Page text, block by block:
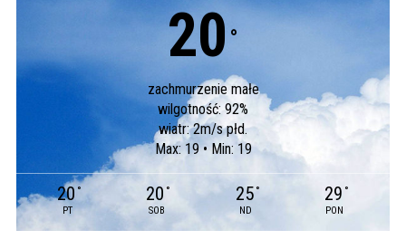
20 °
zachmurzenie małe
wilgotność: 92%
wiatr: 2m/s płd.
Max: 19 • Min: 19
20 °
PT
20 °
SOB
25 °
ND
29 °
PON